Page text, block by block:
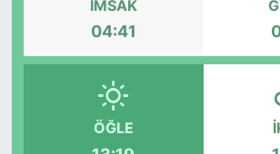
İMSAK
04:41
ÖĞLE
SAĞLIK
SARIYER HABERLERİ
SARIYER İMAR BARIŞI
SEKTÖR